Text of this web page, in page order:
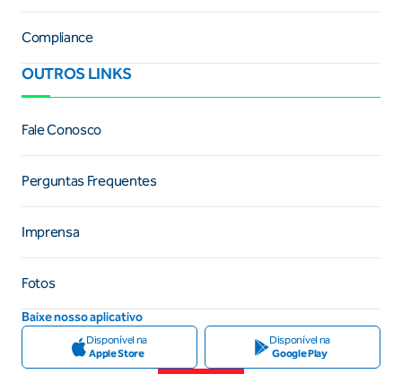
Compliance
OUTROS LINKS
Fale Conosco
Perguntas Frequentes
Imprensa
Fotos
Baixe nosso aplicativo
Disponível na
Apple Store
Disponível na
Google Play